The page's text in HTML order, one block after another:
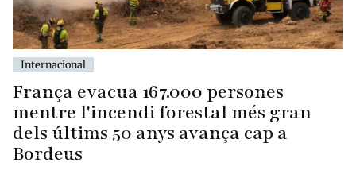
Internacional
França evacua 167.000 persones
mentre l'incendi forestal més gran
dels últims 50 anys avança cap a
Bordeus